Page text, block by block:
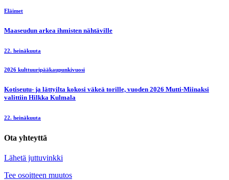
Eläimet
Maaseudun arkea ihmisten nähtäville
22. heinäkuuta
2026 kulttuuripääkaupunkivuosi
Kotiseutu- ja lättyilta kokosi väkeä torille, vuoden 2026 Mutti-Miinaksi
valittiin Hilkka Kulmala
22. heinäkuuta
Ota yhteyttä
Lähetä juttuvinkki
Tee osoitteen muutos